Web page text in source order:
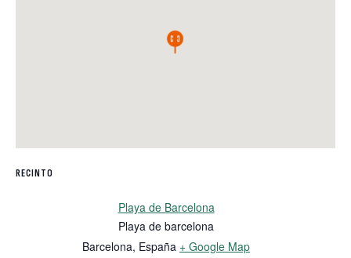
RECINTO
Playa de Barcelona
Playa de barcelona
Barcelona, España + Google Map